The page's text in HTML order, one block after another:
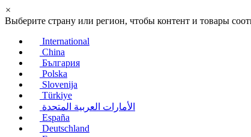
×
Выберите страну или регион, чтобы контент и товары
International
China
България
Polska
Slovenija
Türkiye
الأمارات العربية المتحدة
España
Deutschland